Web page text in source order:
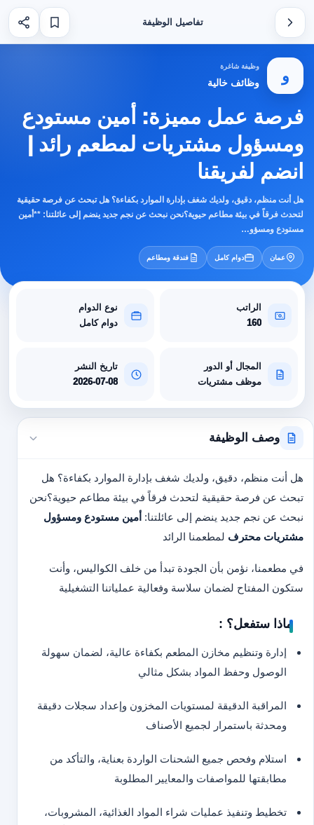
تفاصيل الوظيفة
و
وظيفة شاغرة
وظائف خالية
فرصة عمل مميزة: أمين مستودع
ومسؤول مشتريات لمطعم رائد |
انضم لفريقنا
هل أنت منظم، دقيق، ولديك شغف بإدارة الموارد بكفاءة؟ هل تبحث عن فرصة حقيقية
لتحدث فرقاً في بيئة مطاعم حيوية؟نحن نبحث عن نجم جديد ينضم إلى عائلتنا: **أمين
مستودع ومسؤو…
عمان دوام كامل فندقة ومطاعم
الراتب
160
نوع الدوام
دوام كامل
المجال أو الدور
موظف مشتريات
تاريخ النشر
2026-07-08
وصف الوظيفة
هل أنت منظم، دقيق، ولديك شغف بإدارة الموارد بكفاءة؟ هل
تبحث عن فرصة حقيقية لتحدث فرقاً في بيئة مطاعم حيوية؟نحن
نبحث عن نجم جديد ينضم إلى عائلتنا: أمين مستودع ومسؤول
مشتريات محترف لمطعمنا الرائد
في مطعمنا، نؤمن بأن الجودة تبدأ من خلف الكواليس، وأنت
ستكون المفتاح لضمان سلاسة وفعالية عملياتنا التشغيلية
ماذا ستفعل؟ :
إدارة وتنظيم مخازن المطعم بكفاءة عالية، لضمان سهولة
الوصول وحفظ المواد بشكل مثالي
المراقبة الدقيقة لمستويات المخزون وإعداد سجلات دقيقة
ومحدثة باستمرار لجميع الأصناف
استلام وفحص جميع الشحنات الواردة بعناية، والتأكد من
مطابقتها للمواصفات والمعايير المطلوبة
تخطيط وتنفيذ عمليات شراء المواد الغذائية، المشروبات،